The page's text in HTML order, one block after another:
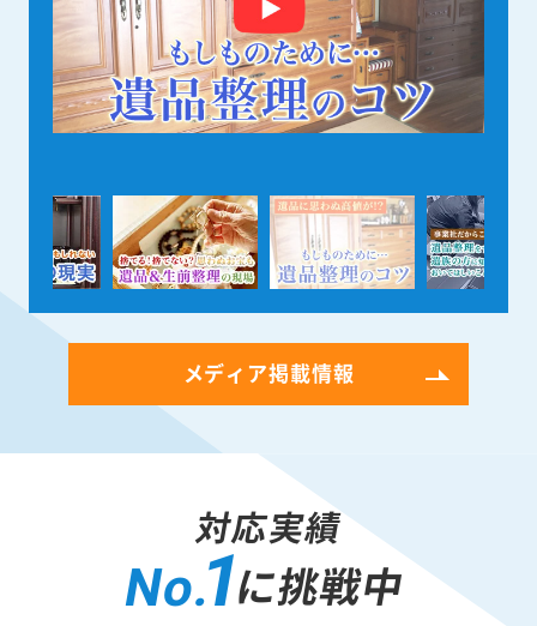
メディア掲載情報
対応実績
No.1に挑戦中